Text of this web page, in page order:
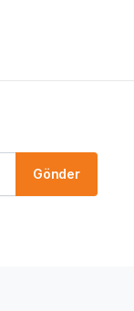
Gönder